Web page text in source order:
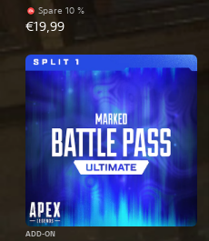
Spare 10 %
€19,99
ADD-ON